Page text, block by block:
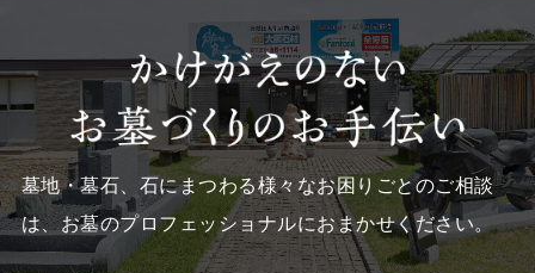
墓地・墓石、石にまつわる様々なお困りごとのご相談
は、お墓のプロフェッショナルにおまかせください。